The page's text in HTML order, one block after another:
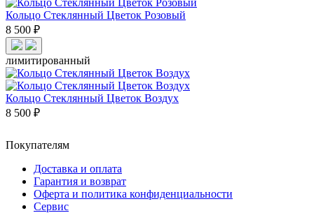
Кольцо Стеклянный Цветок Розовый
8 500 ₽
лимитированный
Кольцо Стеклянный Цветок Воздух
8 500 ₽
Покупателям
Доставка и оплата
Гарантия и возврат
Оферта и политика конфиденциальности
Сервис